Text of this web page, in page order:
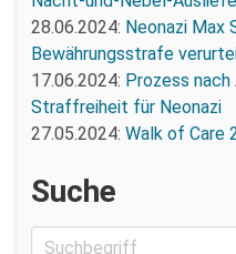
28.06.2024: Neonazi Max
Bewährungsstrafe
17.06.2024: Prozess nach
Straffreiheit für Neonazi
27.05.2024: Walk of Care
Suche